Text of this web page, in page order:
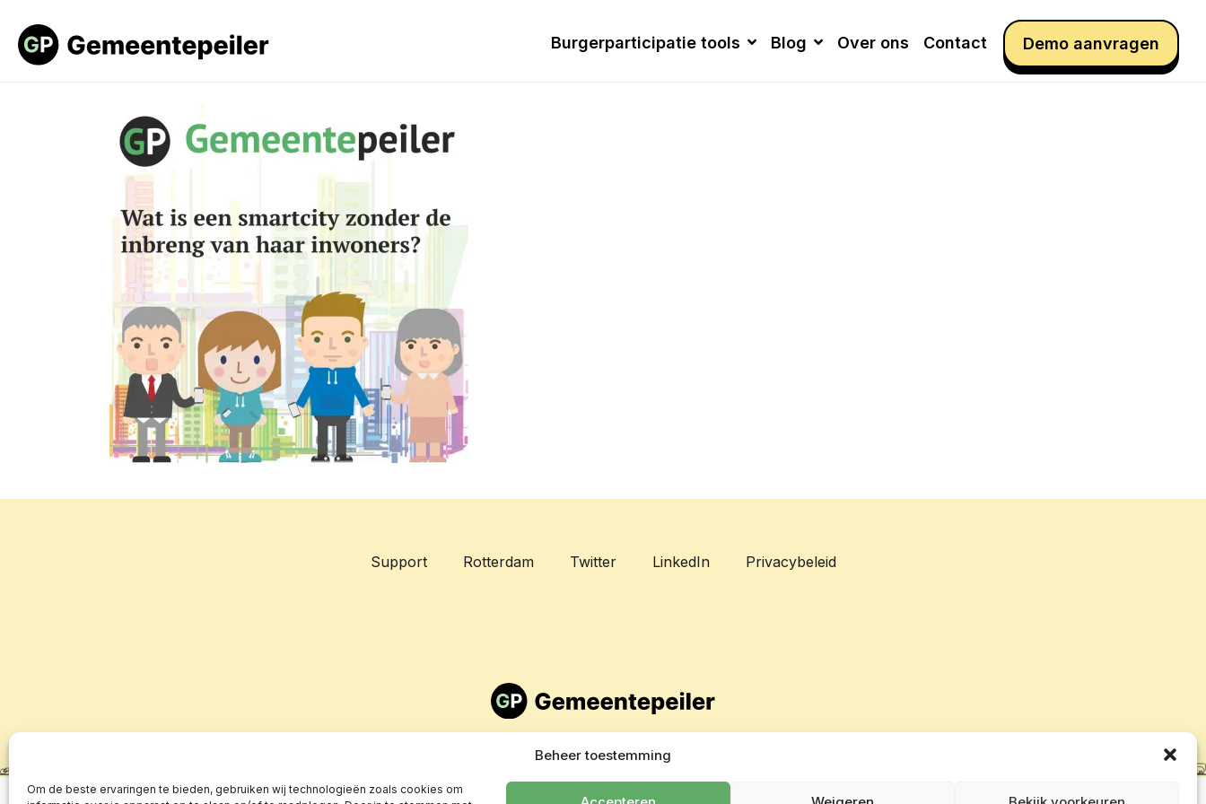
Beheer toestemming
Om de beste ervaringen te bieden, gebruiken wij technologieën zoals cookies om
Burgerparticipatie tools Blog Over ons Contact Demo aanvragen
Support Rotterdam Twitter LinkedIn Privacybeleid